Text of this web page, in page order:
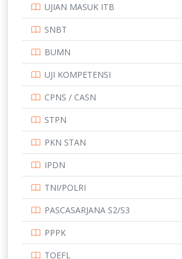
STIP
UNIVERSITAS AIRLANGGA
UNIVERSITAS CENDRAWASIH
UJIAN MASUK ITB
SNBT
BUMN
UJI KOMPETENSI
CPNS / CASN
STPN
PKN STAN
IPDN
TNI/POLRI
PASCASARJANA S2/S3
PPPK
TOEFL